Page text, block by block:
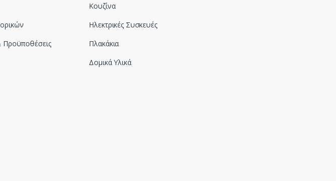
Προϋποθέσεις
Κουζίνα
Ηλεκτρικές Συσκευές
Πλακάκια
Δομικά Υλικά